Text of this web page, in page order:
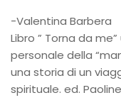
-Valentina Barbera
Libro ” Torna da
personale della
una storia di un
spirituale. ed.